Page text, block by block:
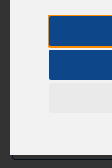
ab 100€
(innerhalb